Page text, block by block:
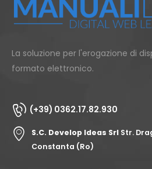
La soluzione per l'erogazione di
formato elettronico.
(+39) 0362.17.82.930
S.C. Develop Ideas Srl Str.
Constanta (Ro)